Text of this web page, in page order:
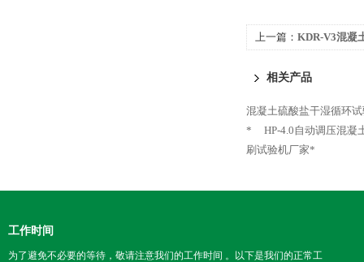
上一篇： KDR-V3混凝
相关产品
混凝土硫酸盐干湿循环
*
HP-4.0自动调压混凝
刷试验机厂家*
工作时间
为了避免不必要的等待，敬请注意我们的工作时间 。以下是我们的正常工